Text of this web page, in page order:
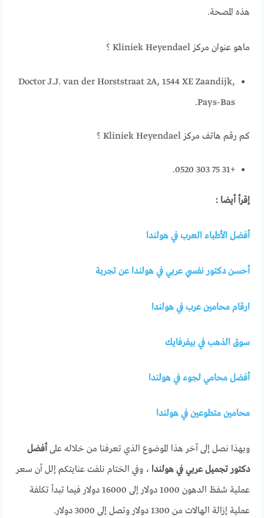
هذه المصحة.
ماهو عنوان مركز Kliniek Heyendael ؟
Doctor J.J. van der Horststraat 2A, 1544 XE Zaandijk,
Pays-Bas.
كم رقم هاتف مركز Kliniek Heyendael ؟
+31 75 303 0520.
إقرأ أيضا :
أفضل الأطباء العرب في هولندا
أحسن دكتور نفسي عربي في هولندا عن تجربة
ارقام محامين عرب في هولندا
سوق الذهب في بيفرفايك
أفضل محامي لجوء في هولندا
محامين متطوعين في هولندا
وبهذا نصل إلى آخر هذا الموضوع الذي تعرفنا من خلاله علىأفضل
دكتور تجميل عربي في هولندا ، وفي الختام نلفت عنايتكم إلل أن سعر
عملية شفظ الدهون 1000 دولار إلى 16000 دولار فيما تبدأ تكلفة
عملية إزالة الهالات من 1300 دولار وتصل إلى 3000 دولار.